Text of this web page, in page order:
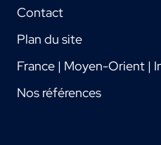
Contact
Plan du site
France | Moyen-Orient |
Nos références